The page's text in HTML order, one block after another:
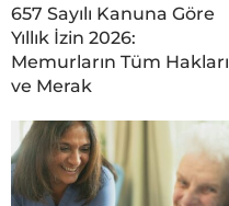
657 Sayılı Kanuna Göre
Yıllık İzin 2026:
Memurların Tüm Hakları
ve Merak